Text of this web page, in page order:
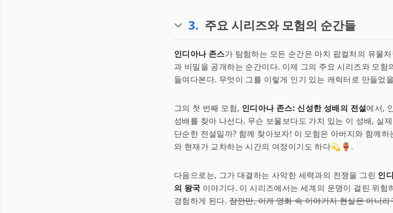
3. 주요 시리즈와 모험의 순간들
인디아나 존스가 탐험하는 모든 순간은 마치 팝컬처의 유물
과 비밀을 공개하는 순간이다. 이제 그의 주요 시리즈와 모험
들여다본다. 무엇이 그를 이렇게 인기 있는 캐릭터로 만들었
그의 첫 번째 모험, 인디아나 존스: 신성한 성배의 전설에서,
성배를 찾아 나선다. 무슨 보물보다도 가치 있는 이 성배, 실
단순한 전설일까? 함께 찾아보자! 이 모험은 아버지와 함께
와 현재가 교차하는 시간의 여정이기도 하다💫🏺.
다음으로는, 그가 대결하는 사악한 세력과의 전쟁을 그린 인
의 왕국 이야기다. 이 시리즈에서는 세계의 운명이 걸린 위험
경험하게 된다.잠깐만, 이게 영화 속 이야기지 현실은 아니라